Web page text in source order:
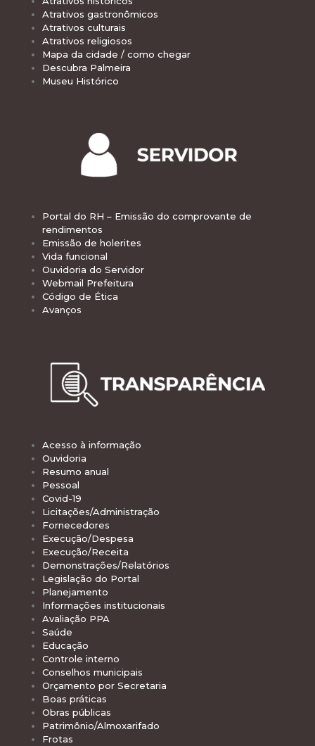
Atrativos gastronômicos
Atrativos culturais
Atrativos religiosos
Mapa da cidade / como chegar
Descubra Palmeira
Museu Histórico
Portal do RH – Emissão do comprovante de
rendimentos
Emissão de holerites
Vida funcional
Ouvidoria do Servidor
Webmail Prefeitura
Código de Ética
Avanços
Acesso à informação
Ouvidoria
Resumo anual
Pessoal
Covid-19
Licitações/Administração
Fornecedores
Execução/Despesa
Execução/Receita
Demonstrações/Relatórios
Legislação do Portal
Planejamento
Informações institucionais
Avaliação PPA
Saúde
Educação
Controle interno
Conselhos municipais
Orçamento por Secretaria
Boas práticas
Obras públicas
Patrimônio/Almoxarifado
Frotas